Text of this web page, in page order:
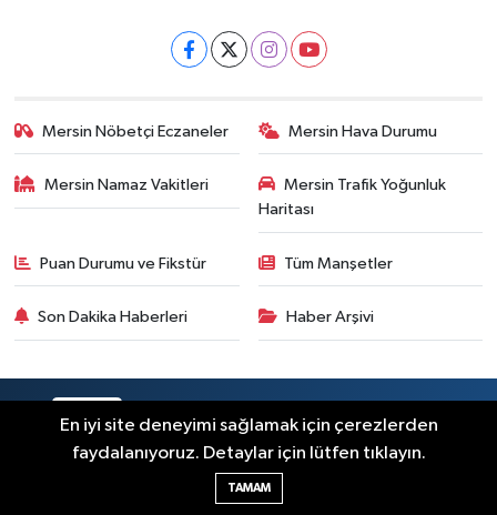
Mersin Nöbetçi Eczaneler Mersin Hava Durumu
Mersin Namaz Vakitleri
Mersin Trafik Yoğunluk
Haritası
Puan Durumu ve Fikstür Tüm Manşetler
Son Dakika Haberleri Haber Arşivi
RSS Copyright © 2025. Her hakkı saklıdır.
Haber Yazılımı:
En iyi site deneyimi sağlamak için çerezlerden
faydalanıyoruz. Detaylar için lütfen tıklayın.
TAMAM